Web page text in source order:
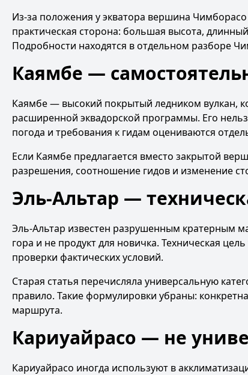
Из-за положения у экватора вершина
практическая сторона: большая высота,
Подробности находятся вотдельном разборе
Каямбе —
Каямбе — высокий покрытый ледником вулкан,
расширенной эквадорской программы. Его
погода и требования к гидам оцениваются
Если Каямбе предлагается вместо закрытой
разрешения, соотношение гидов и изменение
Эль-Альтар —
Эль-Альтар известен разрушенным кратерным
гора и не продукт для новичка. Техническая
проверки фактических условий.
Старая статья перечисляла универсальную
правило. Такие формулировки убраны:
маршрута.
Кариуайрасо — не
Кариуайрасо иногда используют в